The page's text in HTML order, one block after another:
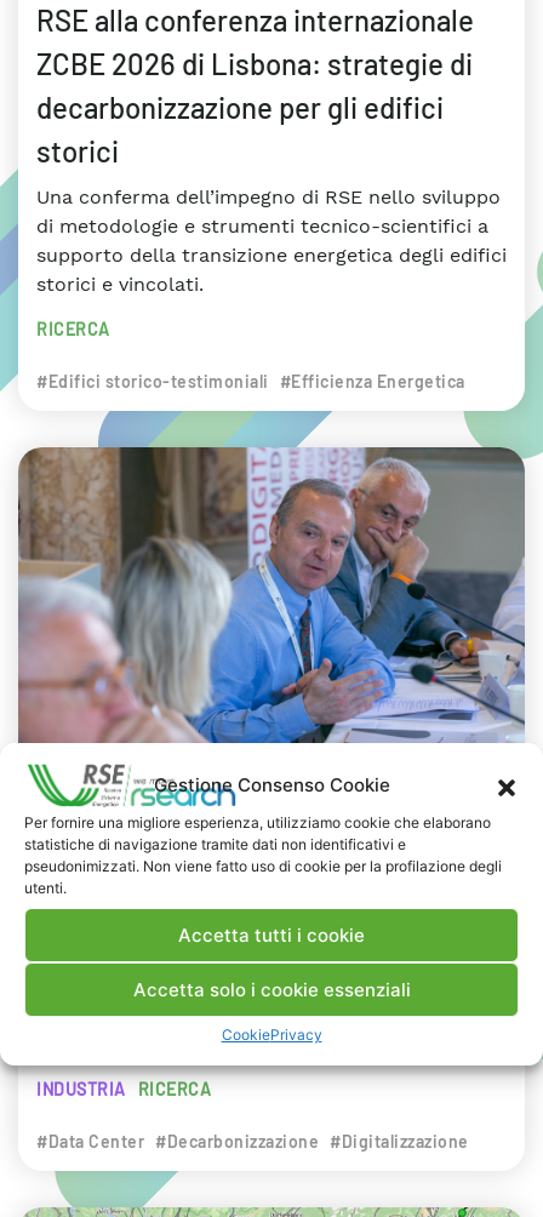
Gestione Consenso Cookie
Per fornire una migliore esperienza, utilizziamo cookie che elaborano
statistiche di navigazione tramite dati non identificativi e
pseudonimizzati. Non viene fatto uso di cookie per la profilazione degli
utenti.
Accetta tutti i cookie
Accetta solo i cookie essenziali
CookiePrivacy
RSE alla conferenza internazionale
ZCBE 2026 di Lisbona: strategie di
decarbonizzazione per gli edifici
storici
Una conferma dell’impegno di RSE nello sviluppo
di metodologie e strumenti tecnico-scientifici a
supporto della transizione energetica degli edifici
storici e vincolati.
RICERCA
#Edifici storico-testimoniali #Efficienza Energetica
NEWS
29 LUGLIO 2026
Presentazione del Rapporto Innov-E
RSE è intervenuta sul tema dell’innovazione
energetica nell’ambito del convegno targato I-
INDUSTRIA RICERCA
#Data Center #Decarbonizzazione #Digitalizzazione